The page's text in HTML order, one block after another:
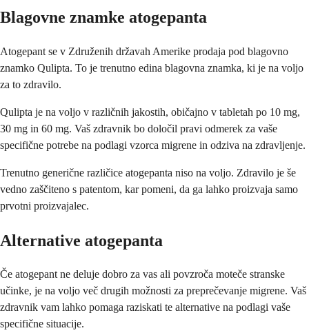
Blagovne znamke atogepanta
Atogepant se v Združenih državah Amerike prodaja pod blagovno
znamko Qulipta. To je trenutno edina blagovna znamka, ki je na voljo
za to zdravilo.
Qulipta je na voljo v različnih jakostih, običajno v tabletah po 10 mg,
30 mg in 60 mg. Vaš zdravnik bo določil pravi odmerek za vaše
specifične potrebe na podlagi vzorca migrene in odziva na zdravljenje.
Trenutno generične različice atogepanta niso na voljo. Zdravilo je še
vedno zaščiteno s patentom, kar pomeni, da ga lahko proizvaja samo
prvotni proizvajalec.
Alternative atogepanta
Če atogepant ne deluje dobro za vas ali povzroča moteče stranske
učinke, je na voljo več drugih možnosti za preprečevanje migrene. Vaš
zdravnik vam lahko pomaga raziskati te alternative na podlagi vaše
specifične situacije.